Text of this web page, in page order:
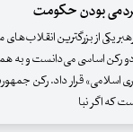
بودن حکومت
یکی از بزرگترین
رکن اساسی می‌دانست و به
اسلامی» قرار داد. رکن
که اگر نبا